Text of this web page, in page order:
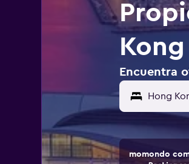
Kong
Encuentra
Hong
momondo